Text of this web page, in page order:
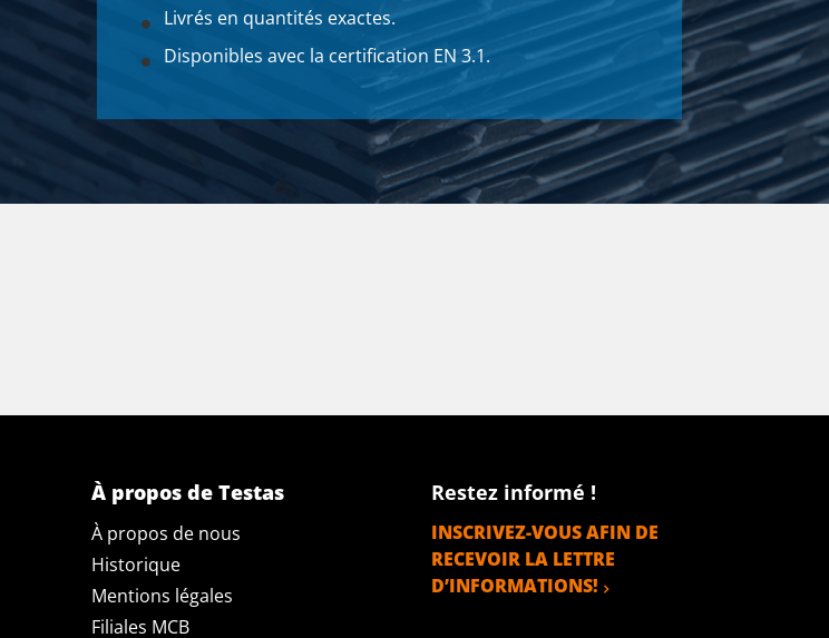
Livrés en quantités exactes.
Disponibles avec la certification EN 3.1.
À propos de Testas
À propos de nous
Historique
Mentions légales
Filiales MCB
Restez informé !
INSCRIVEZ-VOUS AFIN DE
RECEVOIR LA LETTRE
D’INFORMATIONS!